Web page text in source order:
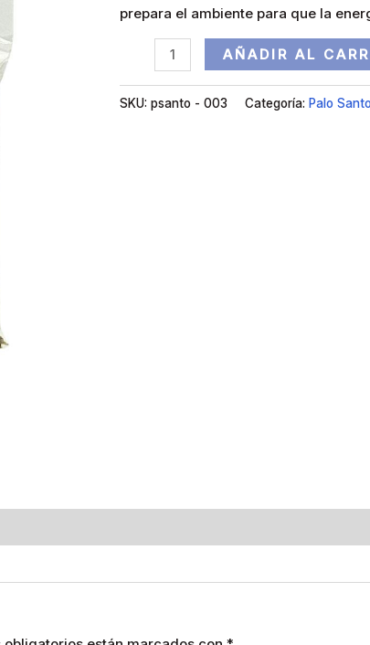
prepara el ambiente para que la
AÑADIR AL
SKU:psanto - 003 Categoría:Palo Santo